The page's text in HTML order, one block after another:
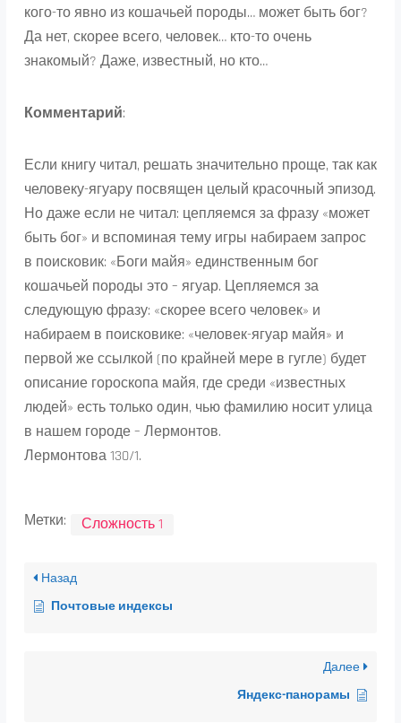
кого-то явно из кошачьей породы… может быть бог?
Да нет, скорее всего, человек… кто-то очень
знакомый? Даже, известный, но кто…
Комментарий:
Если книгу читал, решать значительно проще, так как
человеку-ягуару посвящен целый красочный эпизод.
Но даже если не читал: цепляемся за фразу «может
быть бог» и вспоминая тему игры набираем запрос
в поисковик: «Боги майя» единственным бог
кошачьей породы это – ягуар. Цепляемся за
следующую фразу: «скорее всего человек» и
набираем в поисковике: «человек-ягуар майя» и
первой же ссылкой (по крайней мере в гугле) будет
описание гороскопа майя, где среди «известных
людей» есть только один, чью фамилию носит улица
в нашем городе – Лермонтов.
Лермонтова 130/1.
Метки: Сложность 1
Назад
Почтовые индексы
Далее
Яндекс-панорамы